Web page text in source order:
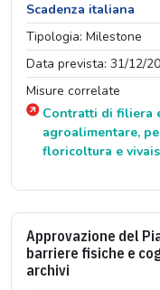
Scadenza italiana
Tipologia: Milestone
Data prevista: 31/12/
Misure correlate
Contratti di filiera
agroalimentare,
floricoltura e
Approvazione del
barriere fisiche e
archivi